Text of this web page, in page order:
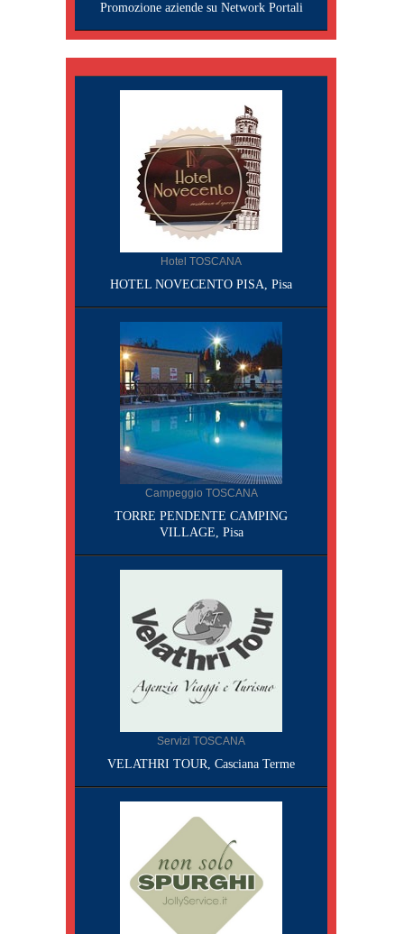
Promozione aziende su Network Portali
Hotel TOSCANA
HOTEL NOVECENTO PISA, Pisa
Campeggio TOSCANA
TORRE PENDENTE CAMPING
VILLAGE, Pisa
Servizi TOSCANA
VELATHRI TOUR, Casciana Terme